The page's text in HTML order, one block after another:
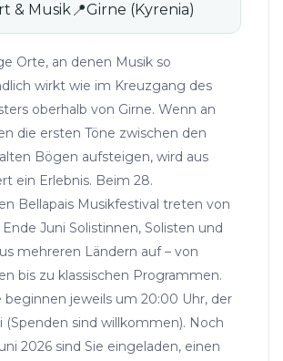
& Musik📍Girne (Kyrenia)
Orte, an denen Musik so
wirkt wie im Kreuzgang des
oberhalb von Girne. Wenn an
die ersten Töne zwischen den
Bögen aufsteigen, wird aus
ein Erlebnis. Beim 28.
Bellapais Musikfestival treten von
Juni Solistinnen, Solisten und
mehreren Ländern auf – von
bis zu klassischen Programmen.
beginnen jeweils um 20:00 Uhr, der
(Spenden sind willkommen). Noch
2026 sind Sie eingeladen, einen